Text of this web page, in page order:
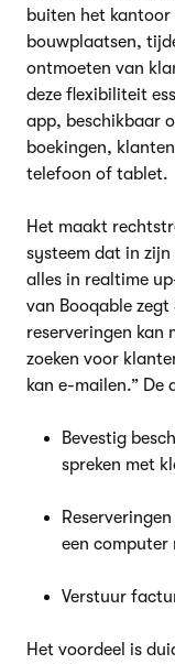
buiten het
bouwplaatsen,
ontmoeten van
deze flexibiliteit
app, beschikbaar
boekingen,
telefoon of tablet.
Het maakt
systeem dat in
alles in realtime
van Booqable
reserveringen kan
zoeken voor
kan e-mailen.” De
Bevestig
spreken met
een computer
Verstuur
Het voordeel is